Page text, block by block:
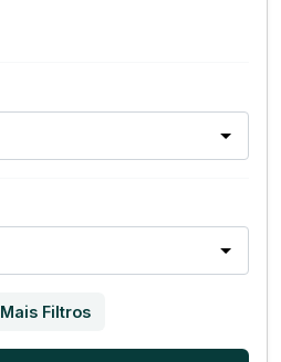
Mais Filtros